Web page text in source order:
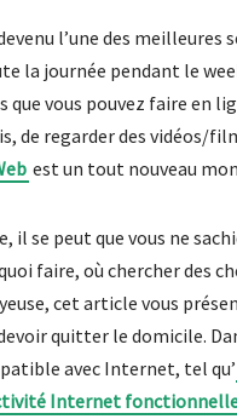
l’une des meilleures
la journée pendant le
vous pouvez faire en
de regarder des vidéos/
est un tout nouveau
il se peut que vous ne
faire, où chercher des
cet article vous
quitter le domicile.
avec Internet, tel qu’
Internet